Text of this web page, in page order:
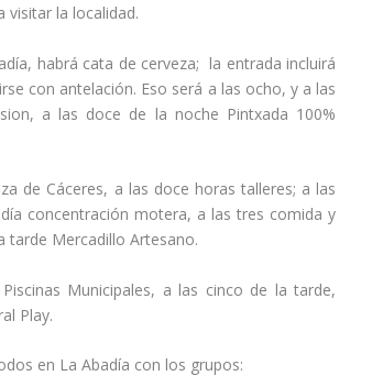
visitar la localidad.
habrá cata de cerveza; la entrada incluirá
con antelación. Eso será a las ocho, y a las
a las doce de la noche Pintxada 100%
de Cáceres, a las doce horas talleres; a las
concentración motera, a las tres comida y
tarde Mercadillo Artesano.
Municipales, a las cinco de la tarde,
Play.
en La Abadía con los grupos: